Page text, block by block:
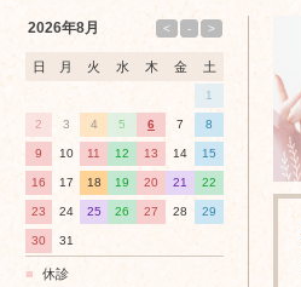
ア
レ
ル
ギ
ー
科
メ
イ
ン
コ
ン
テ
2026年8月
日 月 火 水 木 金 土
1
2 3 4 5 6 7 8
9 10 11 12 13 14 15
16 17 18 19 20 21 22
23 24 25 26 27 28 29
30 31
■
休診